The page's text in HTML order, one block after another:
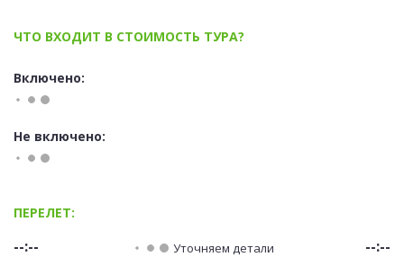
ЧТО ВХОДИТ В СТОИМОСТЬ ТУРА?
Включено:
Не включено:
ПЕРЕЛЕТ:
--:-- Уточняем детали --:--